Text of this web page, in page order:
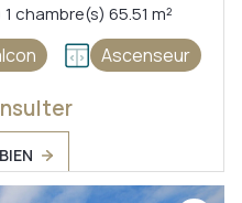
Appartement 3 pièce(s) 1 chambre(s) 65.51 m²
Ascenseur